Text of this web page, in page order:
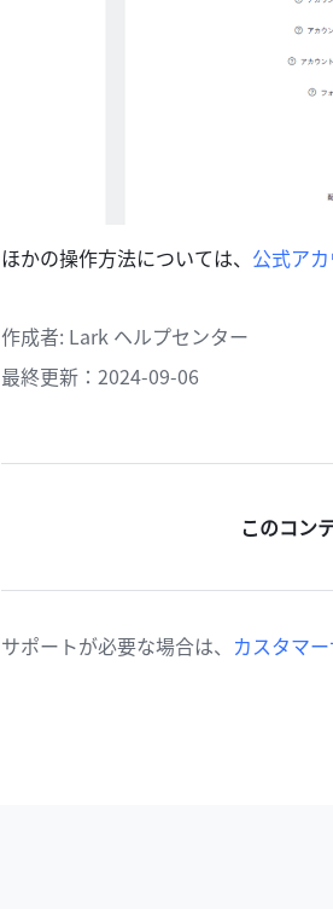
ほかの操作方法については、 公式ア
作成者: Lark ヘルプセンター
最終更新：2024-09-06
このコン
サポートが必要な場合は、 カスタマ